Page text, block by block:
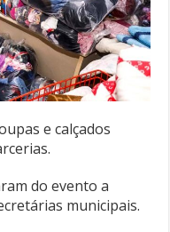
e calçados
do evento a
municipais.